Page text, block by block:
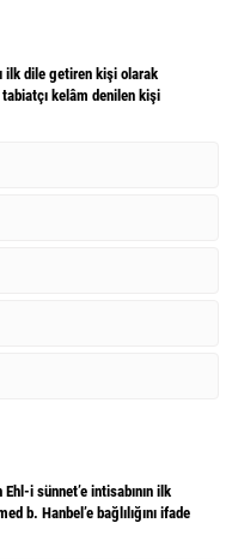
ilk dile getiren kişi olarak
kelâm denilen kişi
i sünnet’e intisabının ilk
b. Hanbel’e bağlılığını ifade